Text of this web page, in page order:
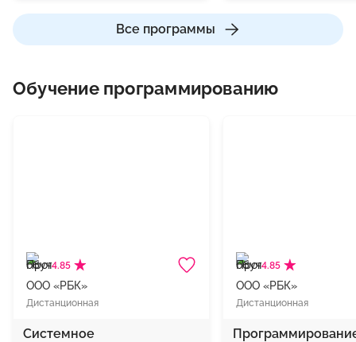
Все программы
Обучение программированию
4.85
ООО «РБК»
Дистанционная
Системное
4.85
ООО «РБК»
Дистанционная